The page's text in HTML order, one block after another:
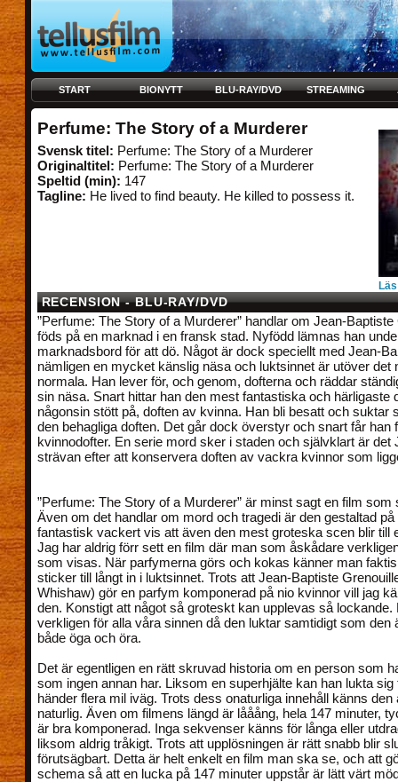
START BIONYTT BLU-RAY/DVD STREAMING
Perfume: The Story of a Murderer
Svensk titel: Perfume: The Story of a Murderer
Originaltitel: Perfume: The Story of a Murderer
Speltid (min): 147
Tagline: He lived to find beauty. He killed to possess it.
RECENSION - BLU-RAY/DVD
”Perfume: The Story of a Murderer” handlar om Jean-
föds på en marknad i en fransk stad. Nyfödd lämnas han
marknadsbord för att dö. Något är dock speciellt med Jean-
nämligen en mycket känslig näsa och luktsinnet är utöver det
normala. Han lever för, och genom, dofterna och räddar
sin näsa. Snart hittar han den mest fantastiska och härligaste
någonsin stött på, doften av kvinna. Han bli besatt och suktar
den behagliga doften. Det går dock överstyr och snart får han
kvinnodofter. En serie mord sker i staden och självklart är det
strävan efter att konservera doften av vackra kvinnor som
”Perfume: The Story of a Murderer” är minst sagt en film som
Även om det handlar om mord och tragedi är den gestaltad på
fantastisk vackert vis att även den mest groteska scen blir till
Jag har aldrig förr sett en film där man som åskådare
som visas. När parfymerna görs och kokas känner man
sticker till långt in i luktsinnet. Trots att Jean-Baptiste
Whishaw) gör en parfym komponerad på nio kvinnor vill jag
den. Konstigt att något så groteskt kan upplevas så lockande.
verkligen för alla våra sinnen då den luktar samtidigt som den
både öga och öra.
Det är egentligen en rätt skruvad historia om en person som
som ingen annan har. Liksom en superhjälte kan han lukta sig
händer flera mil iväg. Trots dess onaturliga innehåll känns den
naturlig. Även om filmens längd är lååång, hela 147 minuter,
är bra komponerad. Inga sekvenser känns för långa eller
liksom aldrig tråkigt. Trots att upplösningen är rätt snabb blir
förutsägbart. Detta är helt enkelt en film man ska se, och att
schema så att en lucka på 147 minuter uppstår är lätt värt